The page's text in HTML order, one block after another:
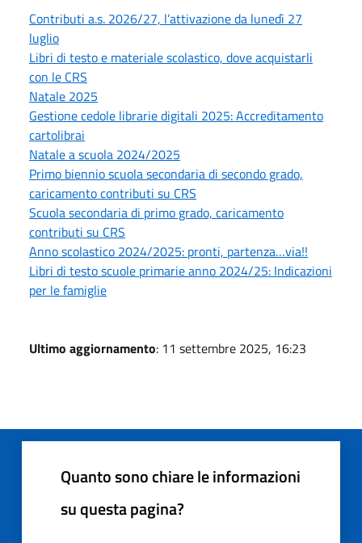
Contributi a.s. 2026/27, l’attivazione da lunedì 27
luglio
Libri di testo e materiale scolastico, dove acquistarli
con le CRS
Natale 2025
Gestione cedole librarie digitali 2025: Accreditamento
cartolibrai
Natale a scuola 2024/2025
Primo biennio scuola secondaria di secondo grado,
caricamento contributi su CRS
Scuola secondaria di primo grado, caricamento
contributi su CRS
Anno scolastico 2024/2025: pronti, partenza…via!!
Libri di testo scuole primarie anno 2024/25: Indicazioni
per le famiglie
Ultimo aggiornamento: 11 settembre 2025, 16:23
Quanto sono chiare le informazioni
su questa pagina?